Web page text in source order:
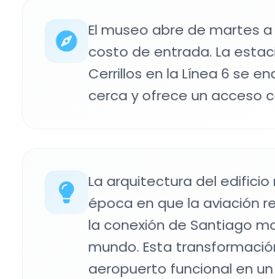
El museo abre de martes
costo de entrada. La
Cerrillos en la Línea 6 se
cerca y ofrece un acceso
La arquitectura del edificio
época en que la aviación
la conexión de Santiago
mundo. Esta
aeropuerto funcional en